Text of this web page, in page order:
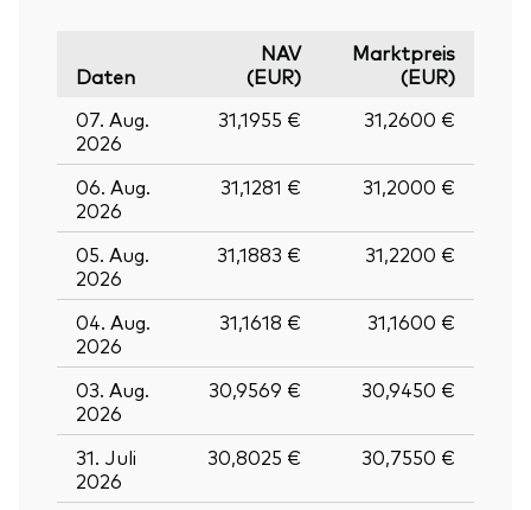
Daten
NAV
(EUR)
Marktpreis
(EUR)
07. Aug.
2026
31,1955 € 31,2600 €
06. Aug.
2026
31,1281 € 31,2000 €
05. Aug.
2026
31,1883 € 31,2200 €
04. Aug.
2026
31,1618 € 31,1600 €
03. Aug.
2026
30,9569 € 30,9450 €
31. Juli
2026
30,8025 € 30,7550 €